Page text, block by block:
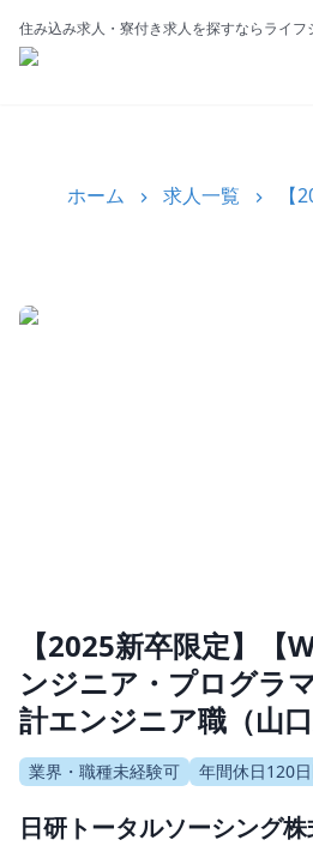
住み込み求人・寮付き求人を探すならライフ
ホーム 求人一覧
【2025新卒限定】【
ンジニア・プログラ
計エンジニア職（山口
業界・職種未経験可 年間休日120
日研トータルソーシング